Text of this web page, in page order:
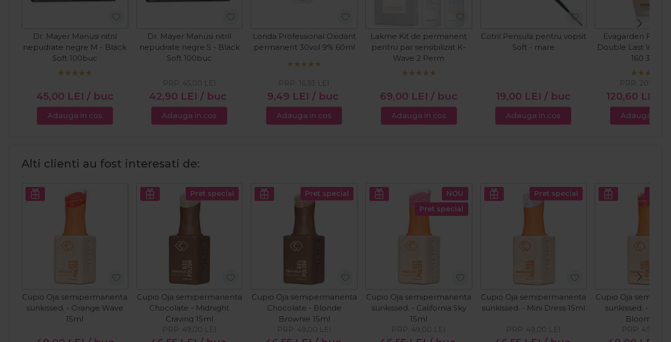
Dr. Mayer Manusi nitril
nepudrate negre M - Black
Soft 100buc
45,00 LEI / buc
Adauga in cos
Dr. Mayer Manusi nitril
nepudrate negre S - Black
Soft 100buc
42,90 LEI / buc
PRP: 45,00 LEI
Adauga in cos
Londa Professional Oxidant
permanent 30vol 9% 60ml
9,49 LEI / buc
PRP: 16,93 LEI
Adauga in cos
Lakme Kit de permanent
pentru par sensibilizat K-
Wave 2 Perm
69,00 LEI / buc
Adauga in cos
Cotril Pensula pentru vopsit
Soft - mare
19,00 LEI / buc
Adauga in cos
Evagarden Fond
Double Last
160 30ml
120,60 LEI
PRP: 201,00
Adauga in
Alti clienti au fost interesati de:
Cupio Oja semipermanenta
sunkissed. - Orange Wave
15ml
Pret special
Cupio Oja semipermanenta
Chocolate - Midnight
Craving 15ml
PRP: 49,00 LEI
Pret special
Cupio Oja semipermanenta
Chocolate - Blonde
Brownie 15ml
PRP: 49,00 LEI
NOU
Pret special
Cupio Oja semipermanenta
sunkissed. - California Sky
15ml
PRP: 49,00 LEI
Pret special
Cupio Oja semipermanenta
sunkissed. - Mini Dress 15ml
PRP: 49,00 LEI
Cupio Oja
sunkissed. -
Bloom 15ml
PRP: 49,83